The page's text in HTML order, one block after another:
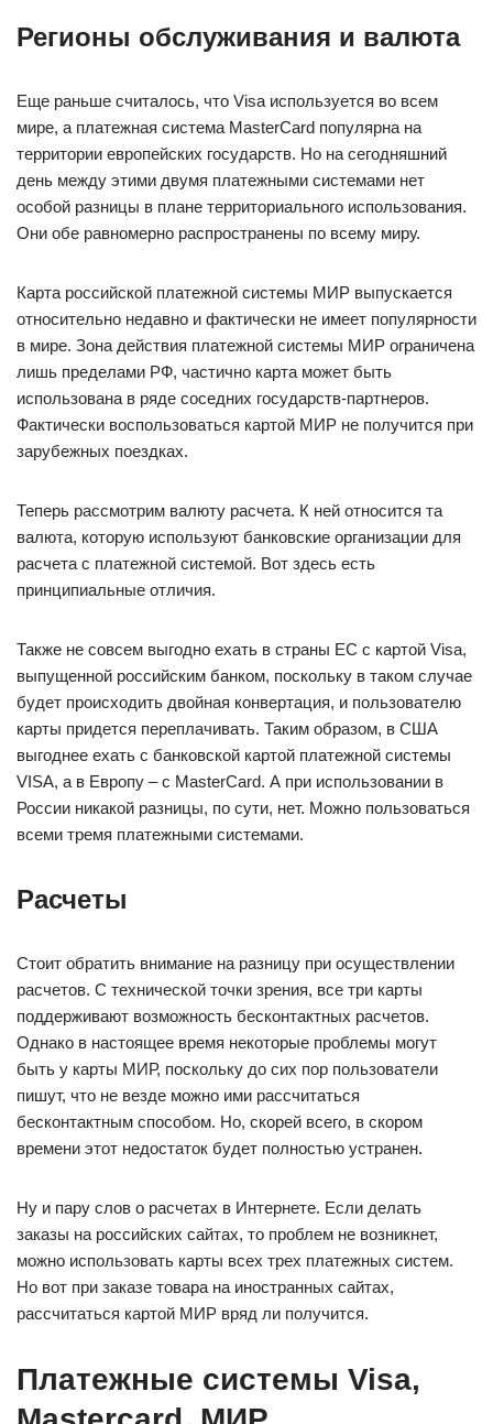
Регионы обслуживания и валюта
Еще раньше считалось, что Visa используется во всем
мире, а платежная система MasterCard популярна на
территории европейских государств. Но на сегодняшний
день между этими двумя платежными системами нет
особой разницы в плане территориального использования.
Они обе равномерно распространены по всему миру.
Карта российской платежной системы МИР выпускается
относительно недавно и фактически не имеет популярности
в мире. Зона действия платежной системы МИР ограничена
лишь пределами РФ, частично карта может быть
использована в ряде соседних государств-партнеров.
Фактически воспользоваться картой МИР не получится при
зарубежных поездках.
Теперь рассмотрим валюту расчета. К ней относится та
валюта, которую используют банковские организации для
расчета с платежной системой. Вот здесь есть
принципиальные отличия.
Также не совсем выгодно ехать в страны ЕС с картой Visa,
выпущенной российским банком, поскольку в таком случае
будет происходить двойная конвертация, и пользователю
карты придется переплачивать. Таким образом, в США
выгоднее ехать с банковской картой платежной системы
VISA, а в Европу – с MasterCard. А при использовании в
России никакой разницы, по сути, нет. Можно пользоваться
всеми тремя платежными системами.
Расчеты
Стоит обратить внимание на разницу при осуществлении
расчетов. С технической точки зрения, все три карты
поддерживают возможность бесконтактных расчетов.
Однако в настоящее время некоторые проблемы могут
быть у карты МИР, поскольку до сих пор пользователи
пишут, что не везде можно ими рассчитаться
бесконтактным способом. Но, скорей всего, в скором
времени этот недостаток будет полностью устранен.
Ну и пару слов о расчетах в Интернете. Если делать
заказы на российских сайтах, то проблем не возникнет,
можно использовать карты всех трех платежных систем.
Но вот при заказе товара на иностранных сайтах,
рассчитаться картой МИР вряд ли получится.
Платежные системы Visa,